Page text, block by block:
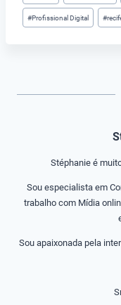
do
Post:
#Profissional Digital #
Stéphanie é
Sou especialista em
trabalho com Mídia
Sou apaixonada pela